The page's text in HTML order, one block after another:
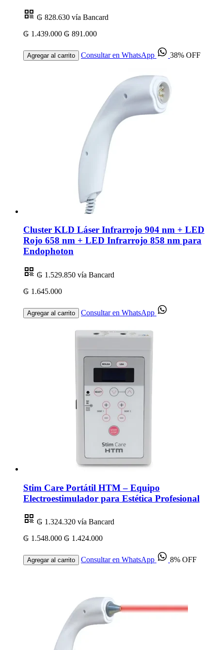
₲ 828.630 vía Bancard
₲ 1.439.000 ₲ 891.000
Agregar al carrito Consultar en WhatsApp 38% OFF
Cluster KLD Láser Infrarrojo 904 nm + LED
Rojo 658 nm + LED Infrarrojo 858 nm para
Endophoton
₲ 1.529.850 vía Bancard
₲ 1.645.000
Agregar al carrito Consultar en WhatsApp
Stim Care Portátil HTM – Equipo
Electroestimulador para Estética Profesional
₲ 1.324.320 vía Bancard
₲ 1.548.000 ₲ 1.424.000
Agregar al carrito Consultar en WhatsApp 8% OFF